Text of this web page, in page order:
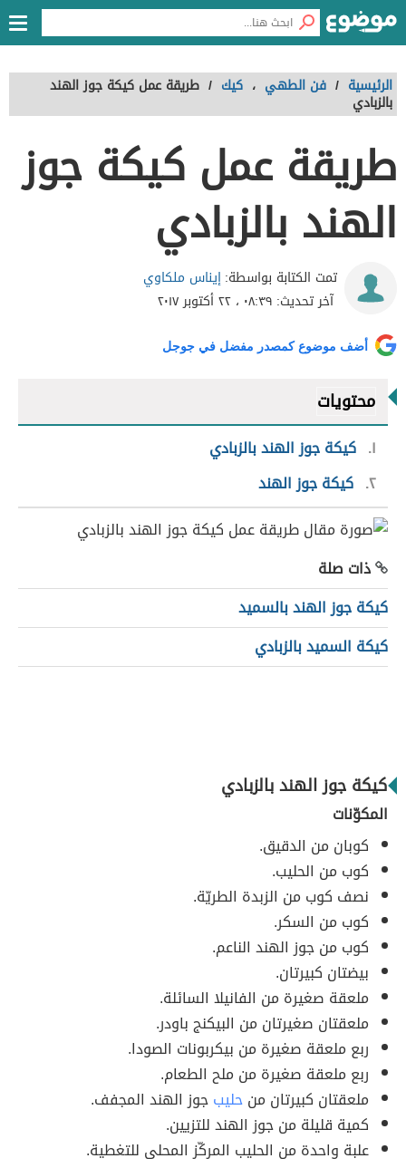
الرئيسية / فن الطهي ، كيك / طريقة عمل كيكة جوز الهند
بالزبادي
طريقة عمل كيكة جوز
الهند بالزبادي
تمت الكتابة بواسطة:إيناس ملكاوي
آخر تحديث: ٠٨:٣٩ ، ٢٢ أكتوبر ٢٠١٧
أضف موضوع كمصدر مفضل في جوجل
محتويات
١ كيكة جوز الهند بالزبادي
٢ كيكة جوز الهند
ذات صلة
كيكة جوز الهند بالسميد
كيكة السميد بالزبادي
كيكة جوز الهند بالزبادي
المكوّنات
كوبان من الدقيق.
كوب من الحليب.
نصف كوب من الزبدة الطريّة.
كوب من السكر.
كوب من جوز الهند الناعم.
بيضتان كبيرتان.
ملعقة صغيرة من الفانيلا السائلة.
ملعقتان صغيرتان من البيكنج باودر.
ربع ملعقة صغيرة من بيكربونات الصودا.
ربع ملعقة صغيرة من ملح الطعام.
ملعقتان كبيرتان منحليبجوز الهند المجفف.
كمية قليلة من جوز الهند للتزيين.
علبة واحدة من الحليب المركّز المحلى للتغطية.